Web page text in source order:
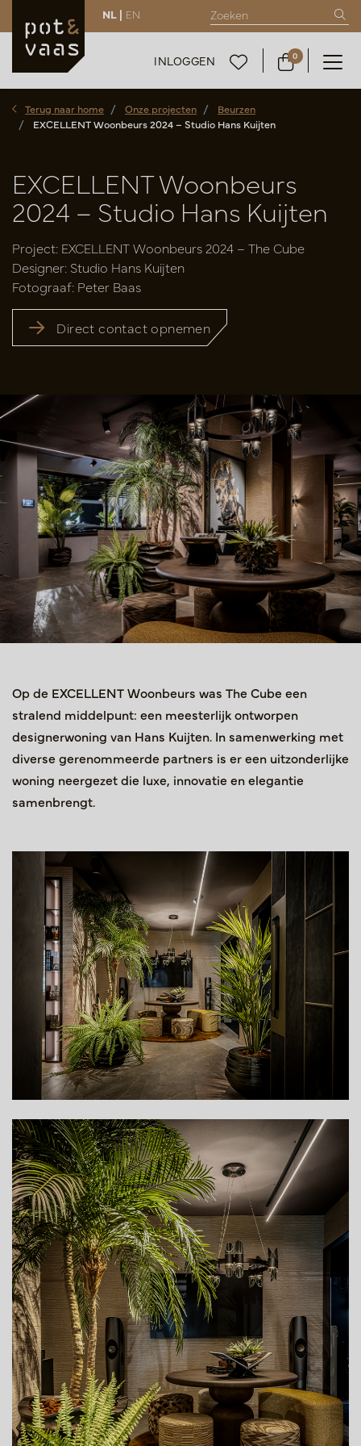
NL | EN
INLOGGEN 0
Terug naar home Onze projecten
Beurzen
EXCELLENT Woonbeurs 2024 – Studio Hans Kuijten
EXCELLENT Woonbeurs
2024 – Studio Hans Kuijten
Project: EXCELLENT Woonbeurs 2024 – The Cube
Designer: Studio Hans Kuijten
Fotograaf: Peter Baas
Direct contact opnemen
Op de EXCELLENT Woonbeurs was The Cube een
stralend middelpunt: een meesterlijk ontworpen
designerwoning van Hans Kuijten. In samenwerking met
diverse gerenommeerde partners is er een uitzonderlijke
woning neergezet die luxe, innovatie en elegantie
samenbrengt.